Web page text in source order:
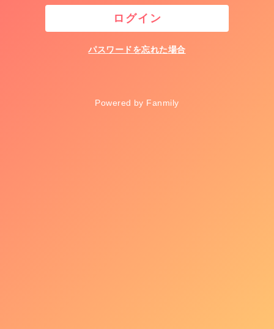
ログイン
パスワードを忘れた場合
Powered by Fanmily